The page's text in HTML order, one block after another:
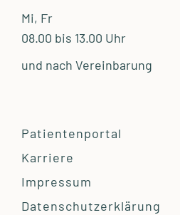
Mi, Fr
08.00 bis 13.00 Uhr
und nach Vereinbarung
Patientenportal
Karriere
Impressum
Datenschutzerklärung